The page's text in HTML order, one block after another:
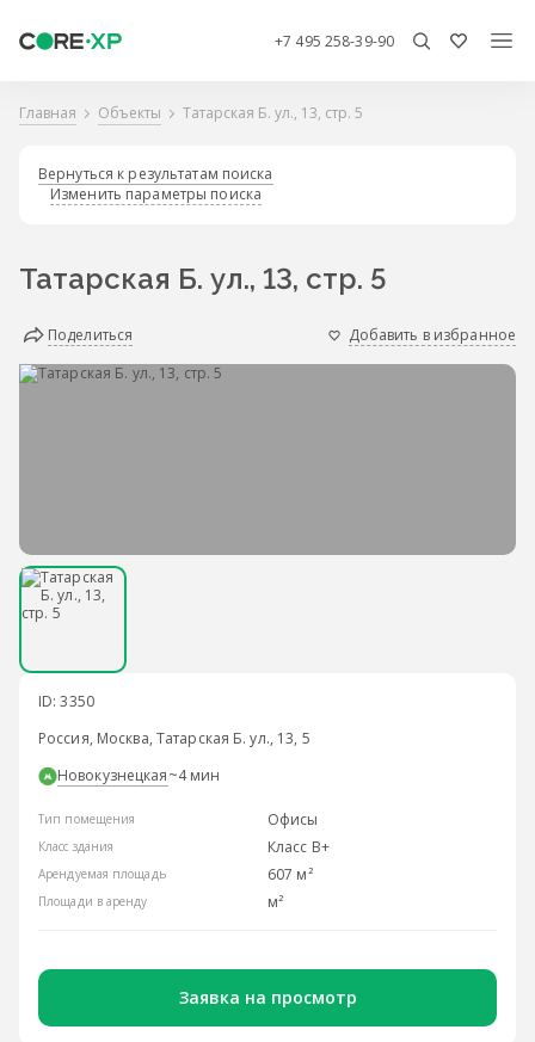
+7 495 258-39-90
Главная Объекты Татарская Б. ул., 13, стр. 5
Вернуться к результатам поиска
Изменить параметры поиска
Татарская Б. ул., 13, стр. 5
Поделиться Добавить в избранное
ID: 3350
Россия, Москва, Татарская Б. ул., 13, 5
Новокузнецкая~4 мин
Тип помещения Офисы
Класс здания Класс B+
Арендуемая площадь 607 м²
Площади в аренду м²
Заявка на просмотр